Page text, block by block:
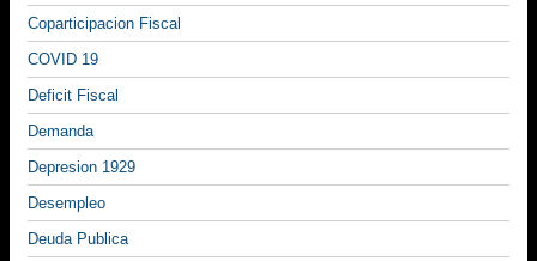
Coparticipacion Fiscal
COVID 19
Deficit Fiscal
Demanda
Depresion 1929
Desempleo
Deuda Publica